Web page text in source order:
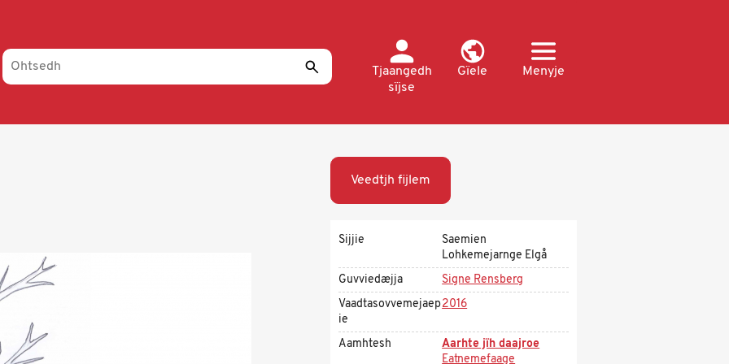
Tjaangedh
sïjse
Gïele Menyje
Veedtjh fijlem
Sijjie
Saemien
Lohkemejarnge Elgå
Guvviedæjja
Signe Rensberg
Vaadtasovvemejaep
ie
2016
Aamhtesh
Aarhte jïh daajroe
Eatnemefaage